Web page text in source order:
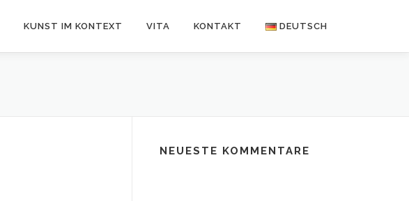
KUNST IM KONTEXT VITA KONTAKT DEUTSCH
NEUESTE KOMMENTARE